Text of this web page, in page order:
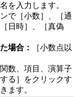
を入力します。
で［小数］、［通
日時］、［真偽
場合：
［小数点以
数、項目、演算子
る］をクリックす
ます。